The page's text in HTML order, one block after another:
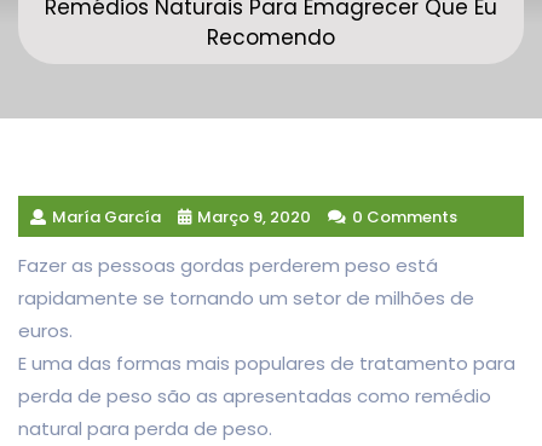
Remédios Naturais Para Emagrecer Que Eu
Recomendo
María García Março 9, 2020 0 Comments
Fazer as pessoas gordas perderem peso está
rapidamente se tornando um setor de milhões de
euros.
E uma das formas mais populares de tratamento para
perda de peso são as apresentadas como remédio
natural para perda de peso.